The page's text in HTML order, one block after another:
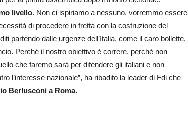
livello. Non ci ispiriamo a nessuno, vorremmo essere
di procedere in fretta con la costruzione del
partendo dalle urgenze dell’Italia, come il caro bollette,
Perché il nostro obiettivo è correre, perché non
che faremo sarà per difendere gli italiani e non
l’interesse nazionale”, ha ribadito la leader di Fdi che
Berlusconi a Roma.